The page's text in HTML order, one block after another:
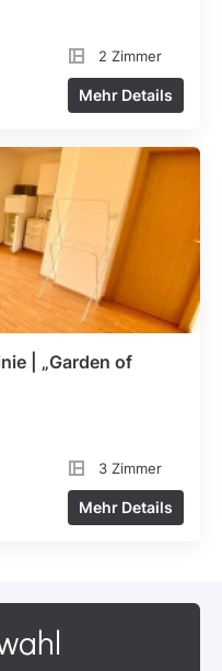
2 Zimmer
Mehr Details
| „Garden of
3 Zimmer
Mehr Details